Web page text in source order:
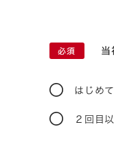
当
はじめ
２回目